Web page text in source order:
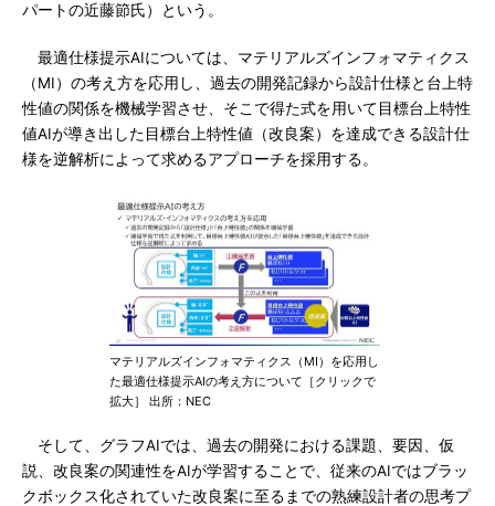
パートの近藤節氏）という。
最適仕様提示AIについては、マテリアルズインフォマティクス
（MI）の考え方を応用し、過去の開発記録から設計仕様と台上特
性値の関係を機械学習させ、そこで得た式を用いて目標台上特性
値AIが導き出した目標台上特性値（改良案）を達成できる設計仕
様を逆解析によって求めるアプローチを採用する。
マテリアルズインフォマティクス（MI）を応用し
た最適仕様提示AIの考え方について［クリックで
拡大］ 出所：NEC
そして、グラフAIでは、過去の開発における課題、要因、仮
説、改良案の関連性をAIが学習することで、従来のAIではブラッ
クボックス化されていた改良案に至るまでの熟練設計者の思考プ